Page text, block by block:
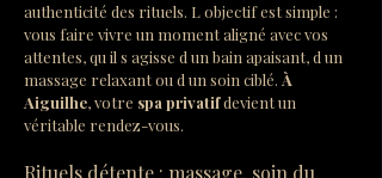
authenticité des rituels. L objectif est simple :
vous faire vivre un moment aligné avec vos
attentes, qu il s agisse d un bain apaisant, d un
massage relaxant ou d un soin ciblé. À
Aiguilhe, votre spa privatif devient un
véritable rendez-vous.
Rituels détente : massage, soin du